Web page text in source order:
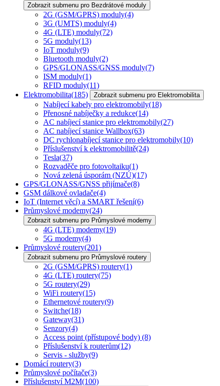
Zobrazit submenu pro Bezdrátové moduly
2G (GSM/GPRS) moduly(4)
3G (UMTS) moduly(4)
4G (LTE) moduly(72)
5G moduly(13)
IoT moduly(9)
Bluetooth moduly(2)
GPS/GLONASS/GNSS moduly(7)
ISM moduly(1)
RFID moduly(11)
Elektromobilita(185) Zobrazit submenu pro Elektromobilita
Nabíjecí kabely pro elektromobily(18)
Přenosné nabíječky a redukce(14)
AC nabíjecí stanice pro elektromobily(27)
AC nabíjecí stanice Wallbox(63)
DC rychlonabíjecí stanice pro elektromobily(10)
Příslušenství k elektromobilitě(24)
Tesla(37)
Rozvaděče pro fotovoltaiku(1)
Nová zelená úsporám (NZÚ)(17)
GPS/GLONASS/GNSS přijímače(8)
GSM dálkové ovladače(4)
IoT (Internet věcí) a SMART řešení(6)
Průmyslové modemy(24)
Zobrazit submenu pro Průmyslové modemy
4G (LTE) modemy(19)
5G modemy(4)
Průmyslové routery(201)
Zobrazit submenu pro Průmyslové routery
2G (GSM/GPRS) routery(1)
4G (LTE) routery(75)
5G routery(29)
WiFi routery(15)
Ethernetové routery(9)
Switche(18)
Gateway(31)
Senzory(4)
Access point (přístupové body) (8)
Příslušenství k routerům(12)
Servis - služby(9)
Domácí routery(3)
Průmyslové počítače(3)
Příslušenství M2M(100)